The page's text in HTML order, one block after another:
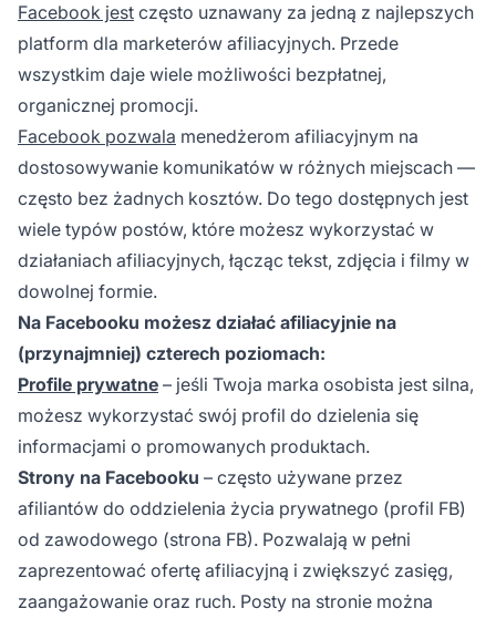
Facebook jest często uznawany za jedną z najlepszych
platform dla marketerów afiliacyjnych. Przede
wszystkim daje wiele możliwości bezpłatnej,
organicznej promocji.
Facebook pozwala menedżerom afiliacyjnym na
dostosowywanie komunikatów w różnych miejscach —
często bez żadnych kosztów. Do tego dostępnych jest
wiele typów postów, które możesz wykorzystać w
działaniach afiliacyjnych, łącząc tekst, zdjęcia i filmy w
dowolnej formie.
Na Facebooku możesz działać afiliacyjnie na
(przynajmniej) czterech poziomach:
Profile prywatne – jeśli Twoja marka osobista jest silna,
możesz wykorzystać swój profil do dzielenia się
informacjami o promowanych produktach.
Strony na Facebooku – często używane przez
afiliantów do oddzielenia życia prywatnego (profil FB)
od zawodowego (strona FB). Pozwalają w pełni
zaprezentować ofertę afiliacyjną i zwiększyć zasięg,
zaangażowanie oraz ruch. Posty na stronie można